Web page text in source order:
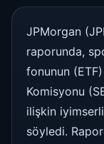
JPMorgan
raporunda,
fonunun
Komisyonu
ilişkin
söyledi.